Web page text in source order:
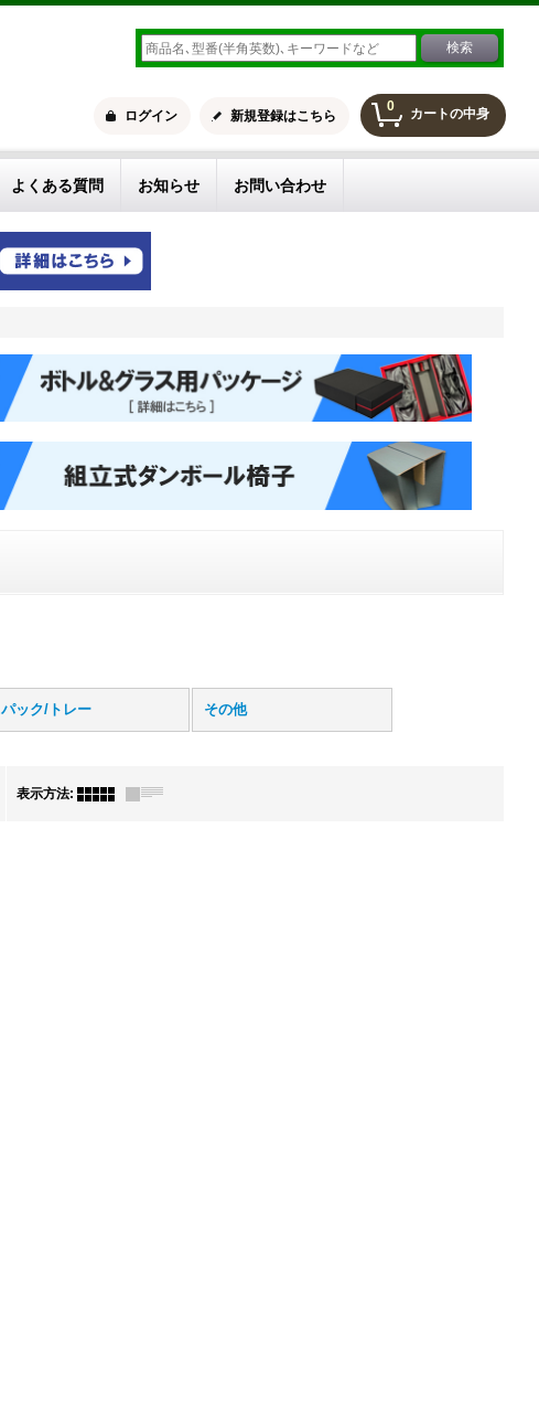
0 カートの中身
ログイン 新規登録はこちら
よくある質問 お知らせ お問い合わせ
パック/トレー その他
表示方法: